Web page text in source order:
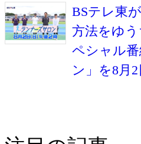
BSテレ東
方法をゆ
ペシャル
ン」を8月